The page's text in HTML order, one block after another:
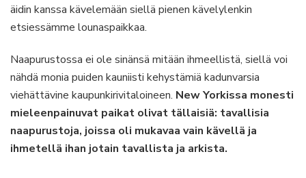
äidin kanssa kävelemään siellä pienen kävelylenkin
etsiessämme lounaspaikkaa.
Naapurustossa ei ole sinänsä mitään ihmeellistä, siellä voi
nähdä monia puiden kauniisti kehystämiä kadunvarsia
viehättävine kaupunkirivitaloineen. New Yorkissa monesti
mieleenpainuvat paikat olivat tällaisiä: tavallisia
naapurustoja, joissa oli mukavaa vain kävellä ja
ihmetellä ihan jotain tavallista ja arkista.